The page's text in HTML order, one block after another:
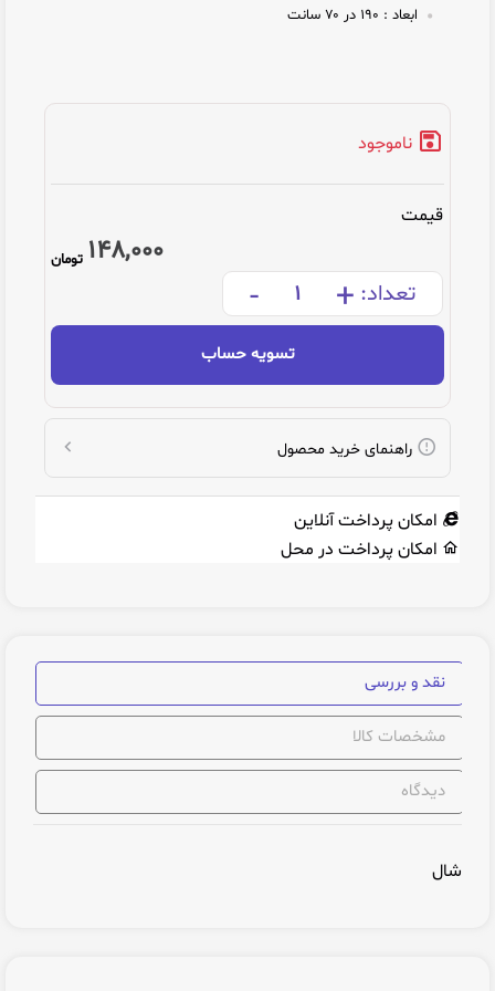
ابعاد :
ناموجود
قیمت
148,000 تومان
تعداد: +
-
تسویه حساب
راهنمای خرید محصول
امکان پرداخت آنلاین
امکان پرداخت در محل
نقد و بررسی
مشخصات کالا
دیدگاه
شال